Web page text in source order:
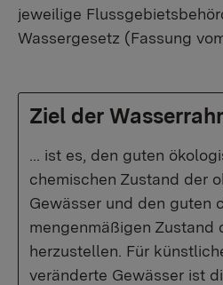
jeweilige
Wassergesetz (Fassung vom
Ziel der
... ist es, den guten
chemischen Zustand der
Gewässer und den guten
mengenmäßigen Zustand
herzustellen. Für
veränderte Gewässer ist